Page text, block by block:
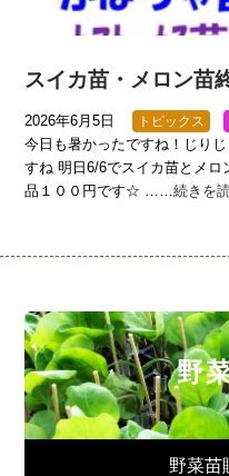
スイカ苗・メロン苗
2026年6月5日 トピックス
今日も暑かったですね！じり
すね 明日6/6でスイカ苗とメ
品１００円です☆ ……続きを
野
野菜苗